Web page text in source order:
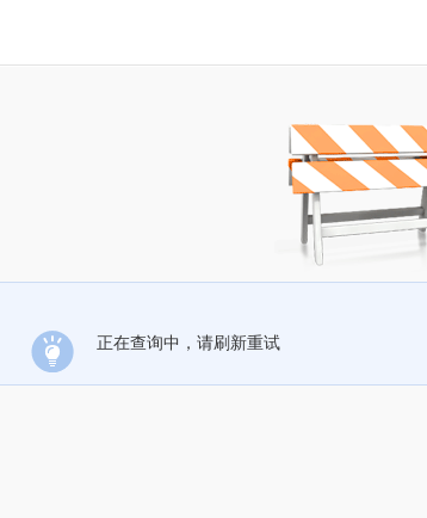
正在查询中，请刷新重试